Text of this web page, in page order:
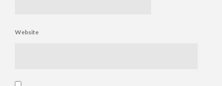
Website